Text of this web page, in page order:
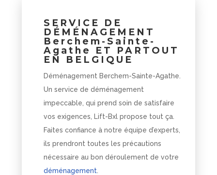
SERVICE DE
DÉMÉNAGEMENT
Berchem-Sainte-
Agathe ET PARTOUT
EN BELGIQUE
Déménagement Berchem-Sainte-Agathe.
Un service de déménagement
impeccable, qui prend soin de satisfaire
vos exigences, Lift-Bxl propose tout ça.
Faites confiance à notre équipe d’experts,
ils prendront toutes les précautions
nécessaire au bon déroulement de votre
déménagement.